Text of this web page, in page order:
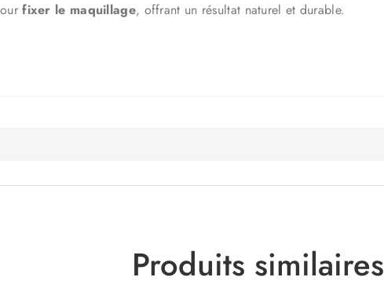
fixer le maquillage, offrant un résultat naturel et durable.
Produits similaires